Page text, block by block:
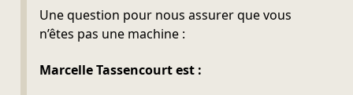
Une question pour nous assurer que vous
n’êtes pas une machine :
Marcelle Tassencourt est :
Ne pas remplir